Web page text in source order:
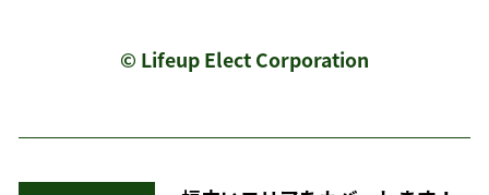
© Lifeup Elect Corporation